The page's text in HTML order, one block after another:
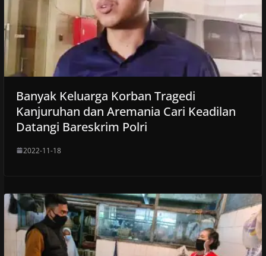
Banyak Keluarga Korban Tragedi
Kanjuruhan dan Aremania Cari Keadilan
Datangi Bareskrim Polri
2022-11-18